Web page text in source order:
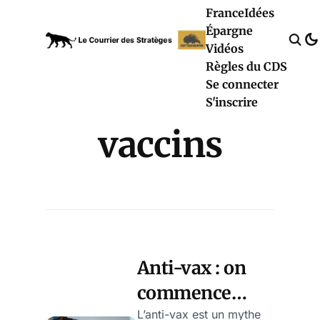
FranceIdées
Épargne
Vidéos
Règles du CDS
Se connecter
S'inscrire
vaccins
Anti-vax : on
commence
L’anti-vax est un mythe